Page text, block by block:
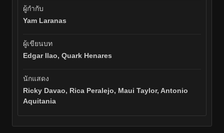
ผู้กำกับ
Yam Laranas
ผู้เขียนบท
Edgar Ilao, Quark Henares
นักแสดง
Ricky Davao, Rica Peralejo, Maui Taylor, Antonio
Aquitania